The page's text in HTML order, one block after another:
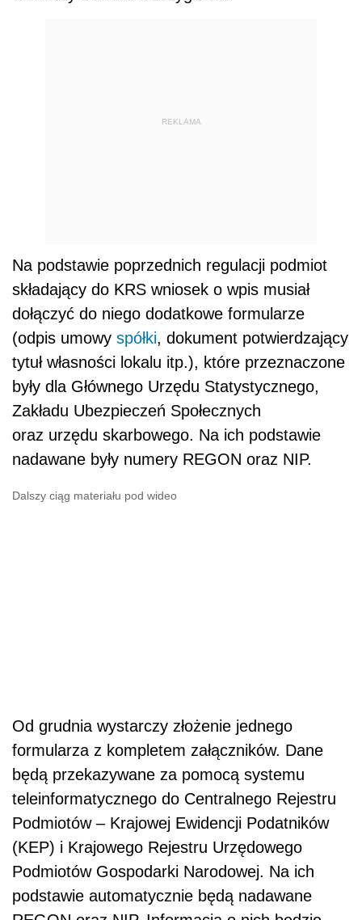
REKLAMA
Na podstawie poprzednich regulacji podmiot
składający do KRS wniosek o wpis musiał
dołączyć do niego dodatkowe formularze
(odpis umowy spółki, dokument potwierdzający
tytuł własności lokalu itp.), które przeznaczone
były dla Głównego Urzędu Statystycznego,
Zakładu Ubezpieczeń Społecznych
oraz urzędu skarbowego. Na ich podstawie
nadawane były numery REGON oraz NIP.
Dalszy ciąg materiału pod wideo
Od grudnia wystarczy złożenie jednego
formularza z kompletem załączników. Dane
będą przekazywane za pomocą systemu
teleinformatycznego do Centralnego Rejestru
Podmiotów – Krajowej Ewidencji Podatników
(KEP) i Krajowego Rejestru Urzędowego
Podmiotów Gospodarki Narodowej. Na ich
podstawie automatycznie będą nadawane